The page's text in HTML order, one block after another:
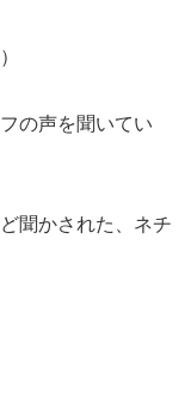
の声を聞いてい
聞かされた、ネチ